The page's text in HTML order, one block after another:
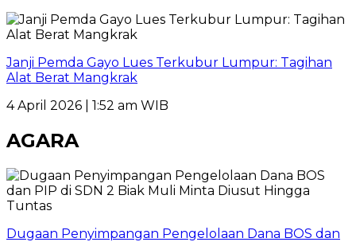
Janji Pemda Gayo Lues Terkubur Lumpur: Tagihan
Alat Berat Mangkrak
4 April 2026 | 1:52 am WIB
AGARA
Dugaan Penyimpangan Pengelolaan Dana BOS dan